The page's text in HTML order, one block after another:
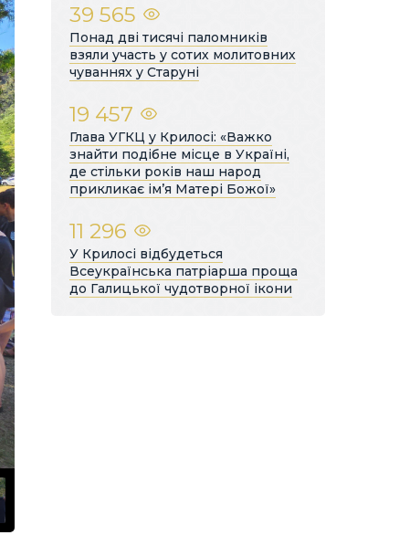
39 565
Понад дві тисячі паломників
взяли участь у сотих молитовних
чуваннях у Старуні
19 457
Глава УГКЦ у Крилосі: «Важко
знайти подібне місце в Україні,
де стільки років наш народ
прикликає ім’я Матері Божої»
11 296
У Крилосі відбудеться
Всеукраїнська патріарша проща
до Галицької чудотворної ікони